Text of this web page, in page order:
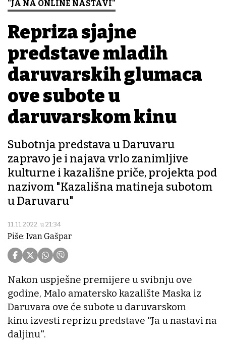
"JA NA ONLINE NASTAVI"
Repriza sjajne
predstave mladih
daruvarskih glumaca
ove subote u
daruvarskom kinu
Subotnja predstava u Daruvaru
zapravo je i najava vrlo zanimljive
kulturne i kazališne priče, projekta pod
nazivom "Kazališna matineja subotom
u Daruvaru"
11.11.2022. u 21:34
Piše: Ivan Gašpar
Nakon uspješne premijere u svibnju ove
godine, Malo amatersko kazalište Maska iz
Daruvara ove će subote u daruvarskom
kinu izvesti reprizu predstave "Ja u nastavi na
daljinu".